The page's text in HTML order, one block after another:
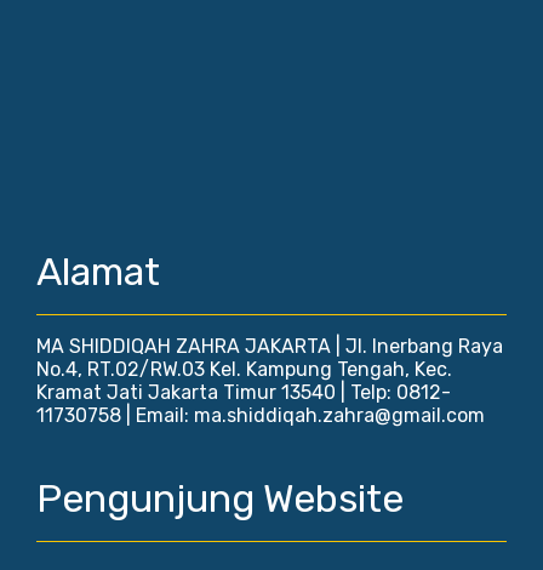
Alamat
MA SHIDDIQAH ZAHRA JAKARTA | Jl. Inerbang Raya
No.4, RT.02/RW.03 Kel. Kampung Tengah, Kec.
Kramat Jati Jakarta Timur 13540 | Telp: 0812-
11730758 | Email: ma.shiddiqah.zahra@gmail.com
Pengunjung Website